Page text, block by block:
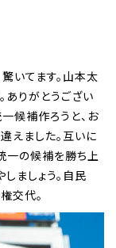
いてます。山本太
ありがとうござい
候補作ろうと、お
えました。互いに
一の候補を勝ち上
ましょう。自民
交代。